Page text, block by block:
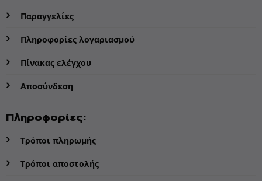
Παραγγελίες
Πληροφορίες λογαριασμού
Πίνακας ελέγχου
Αποσύνδεση
Πληροφορίες:
Τρόποι πληρωμής
Τρόποι αποστολής